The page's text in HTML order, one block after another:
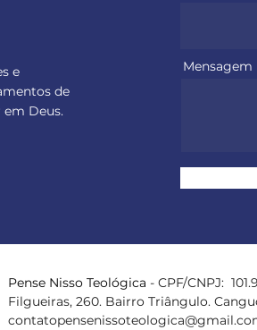
e
de
em Deus.
Mensagem
Pense Nisso Teológica - CPF/CNPJ:
Filgueiras, 260. Bairro Triângulo.